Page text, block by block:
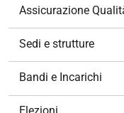
Assicurazione
Sedi e strutture
Bandi e Incarichi